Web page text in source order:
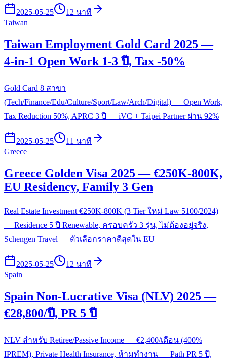
2025-05-25
12 นาที
Taiwan
Taiwan Employment Gold Card 2025 —
4-in-1 Open Work 1-3 ปี, Tax -50%
Gold Card 8 สาขา
(Tech/Finance/Edu/Culture/Sport/Law/Arch/Digital) — Open Work,
Tax Reduction 50%, APRC 3 ปี — iVC + Taipei Partner ผ่าน 92%
2025-05-25
11 นาที
Greece
Greece Golden Visa 2025 — €250K-800K,
EU Residency, Family 3 Gen
Real Estate Investment €250K-800K (3 Tier ใหม่ Law 5100/2024)
— Residence 5 ปี Renewable, ครอบครัว 3 รุ่น, ไม่ต้องอยู่จริง,
Schengen Travel — ตัวเลือกราคาดีสุดใน EU
2025-05-25
12 นาที
Spain
Spain Non-Lucrative Visa (NLV) 2025 —
€28,800/ปี, PR 5 ปี
NLV สำหรับ Retiree/Passive Income — €2,400/เดือน (400%
IPREM), Private Health Insurance, ห้ามทำงาน — Path PR 5 ปี,